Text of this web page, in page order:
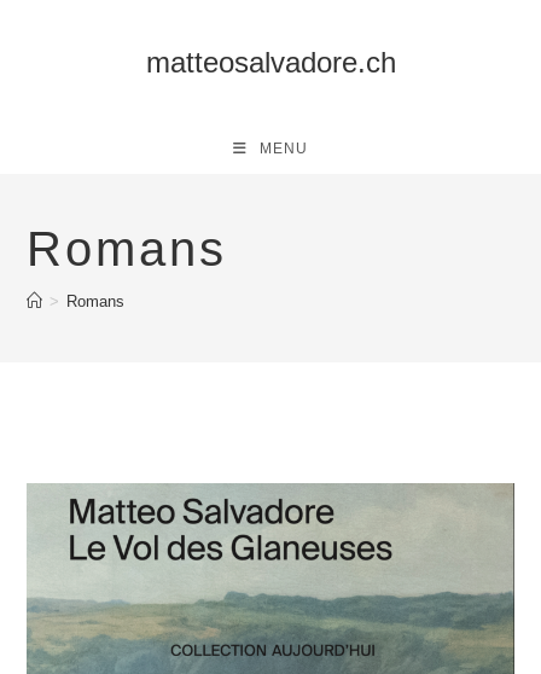
matteosalvadore.ch
MENU
Romans
> Romans